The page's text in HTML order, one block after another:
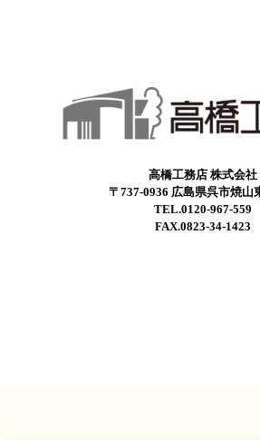
高橋工務店 株式会社
〒737-0936 広島県呉市焼山
TEL.0120-967-559
FAX.0823-34-1423